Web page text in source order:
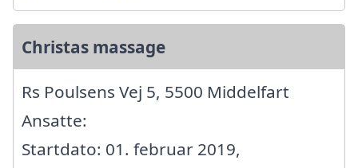
Christas massage
Rs Poulsens Vej 5, 5500 Middelfart
Ansatte:
Startdato: 01. februar 2019,